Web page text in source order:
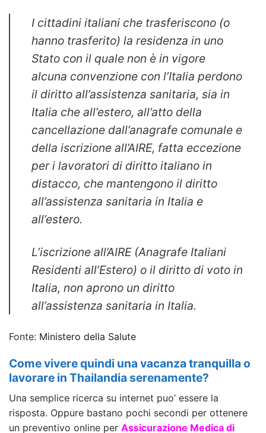
I cittadini italiani che trasferiscono (o
hanno trasferito) la residenza in uno
Stato con il quale non è in vigore
alcuna convenzione con l’Italia perdono
il diritto all’assistenza sanitaria, sia in
Italia che all’estero, all’atto della
cancellazione dall’anagrafe comunale e
della iscrizione all’AIRE, fatta eccezione
per i lavoratori di diritto italiano in
distacco, che mantengono il diritto
all’assistenza sanitaria in Italia e
all’estero.
L’iscrizione all’AIRE (Anagrafe Italiani
Residenti all’Estero) o il diritto di voto in
Italia, non aprono un diritto
all’assistenza sanitaria in Italia.
Fonte: Ministero della Salute
Come vivere quindi una vacanza tranquilla o
lavorare in Thailandia serenamente?
Una semplice ricerca su internet puo’ essere la
risposta. Oppure bastano pochi secondi per ottenere
un preventivo online per Assicurazione Medica di